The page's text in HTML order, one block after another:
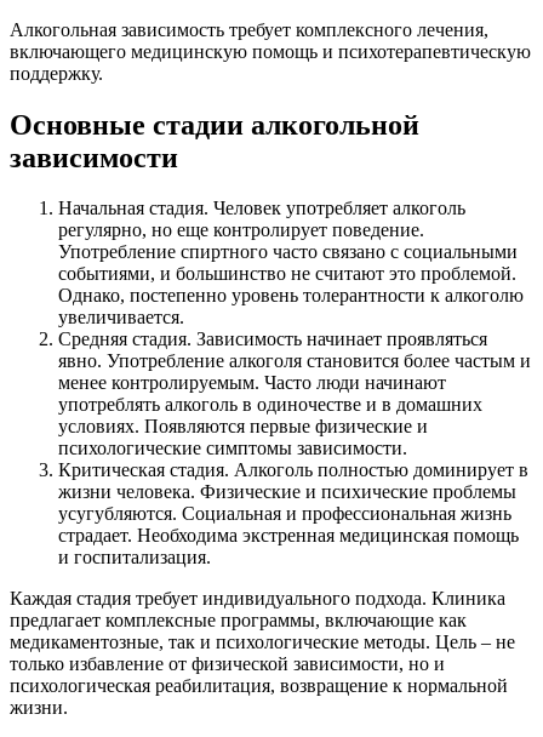
Алкогольная зависимость требует комплексного лечения,
включающего медицинскую помощь и психотерапевтическую
поддержку.
Основные стадии алкогольной
зависимости
Начальная стадия. Человек употребляет алкоголь
регулярно, но еще контролирует поведение.
Употребление спиртного часто связано с социальными
событиями, и большинство не считают это проблемой.
Однако, постепенно уровень толерантности к алкоголю
увеличивается.
Средняя стадия. Зависимость начинает проявляться
явно. Употребление алкоголя становится более частым и
менее контролируемым. Часто люди начинают
употреблять алкоголь в одиночестве и в домашних
условиях. Появляются первые физические и
психологические симптомы зависимости.
Критическая стадия. Алкоголь полностью доминирует в
жизни человека. Физические и психические проблемы
усугубляются. Социальная и профессиональная жизнь
страдает. Необходима экстренная медицинская помощь
и госпитализация.
Каждая стадия требует индивидуального подхода. Клиника
предлагает комплексные программы, включающие как
медикаментозные, так и психологические методы. Цель – не
только избавление от физической зависимости, но и
психологическая реабилитация, возвращение к нормальной
жизни.